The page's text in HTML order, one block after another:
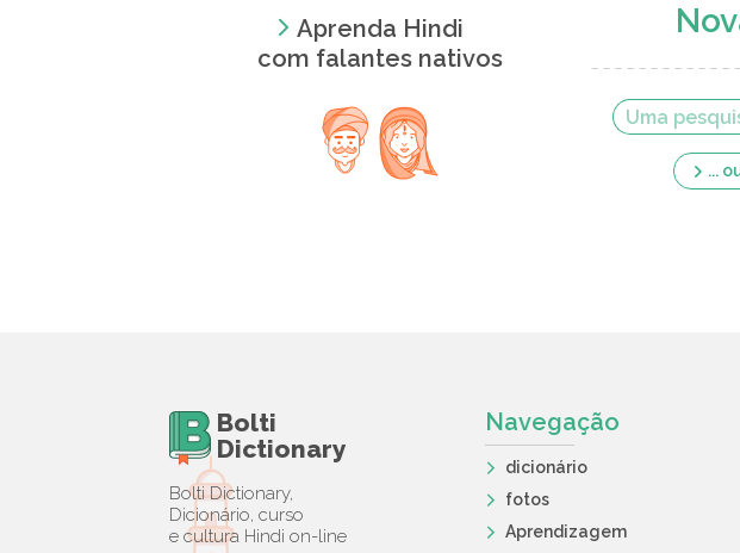
Aprenda Hindi
com falantes nativos
...
Bolti
Dictionary
Bolti Dictionary,
Dicionário, curso
e cultura Hindi on-line
Navegação
dicionário
fotos
Aprendizagem